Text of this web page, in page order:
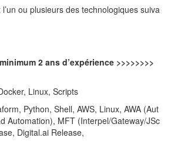
ou plusieurs des technologiques suiva
2 ans d’expérience >>>>>>>>
Linux, Scripts
Python, Shell, AWS, Linux, AWA (Aut
Automation), MFT (Interpel/Gateway/JSc
Digital.ai Release,